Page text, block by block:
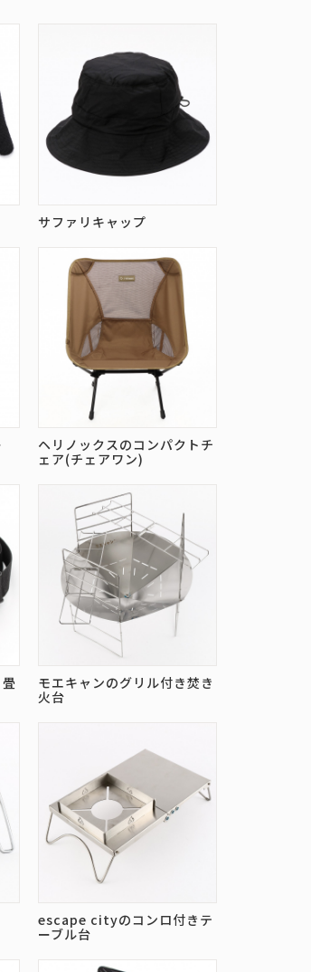
サファリキャップ
ヘリノックスのコンパクトチ
ェア(チェアワン)
モエキャンのグリル付き焚き
火台
escape cityのコンロ付きテ
ーブル台